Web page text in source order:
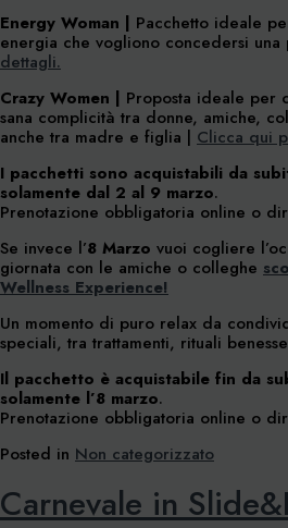
Energy Woman | Pacchetto ideale
energia che vogliono concedersi una
dettagli.
Crazy Women | Proposta ideale per
sana complicità tra donne, amiche,
anche tra madre e figlia | Clicca qui
I pacchetti sono acquistabili da
solamente dal 2 al 9 marzo.
Prenotazione obbligatoria online o
Se invece l’8 Marzo vuoi cogliere
giornata con le amiche o colleghe
Wellness Experience!
Un momento di puro relax da
speciali, tra trattamenti, rituali
Il pacchetto è acquistabile fin da
solamente l’8 marzo.
Prenotazione obbligatoria online o
Posted in Non categorizzato
Carnevale in